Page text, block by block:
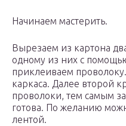
Начинаем мастерить.
Вырезаем из картона
одному из них с
приклеиваем
каркаса. Далее второй
проволоки, тем самым
готова. По желанию
лентой.